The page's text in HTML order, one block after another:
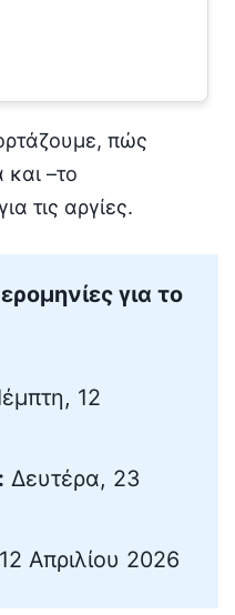
πώς
–το
τις αργίες.
για το
12
Δευτέρα, 23
Απριλίου 2026